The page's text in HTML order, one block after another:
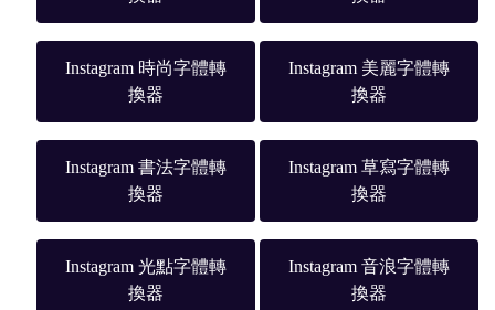
Instagram 時尚字體轉
換器
Instagram 美麗字體轉
換器
Instagram 書法字體轉
換器
Instagram 草寫字體轉
換器
Instagram 光點字體轉
換器
Instagram 音浪字體轉
換器